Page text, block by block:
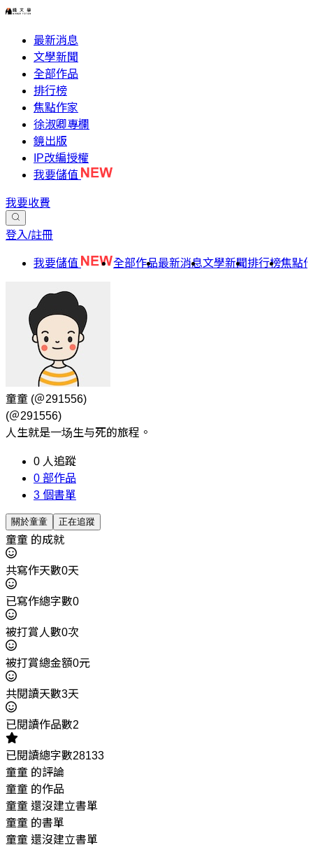
最新消息
文學新聞
全部作品
排行榜
焦點作家
徐淑卿專欄
鏡出版
IP改編授權
我要儲值
我要收費
登入/註冊
我要儲值 全部作品最新消息文學新聞排行榜焦點
童童 (＠291556)
(＠291556)
人生就是一场生与死的旅程。
0 人追蹤
0 部作品
3 個書單
關於童童 正在追蹤
童童 的成就
共寫作天數0天
已寫作總字數0
被打賞人數0次
被打賞總金額0元
共閱讀天數3天
已閱讀作品數2
已閱讀總字數28133
童童 的評論
童童 的作品
童童 還沒建立書單
童童 的書單
童童 還沒建立書單